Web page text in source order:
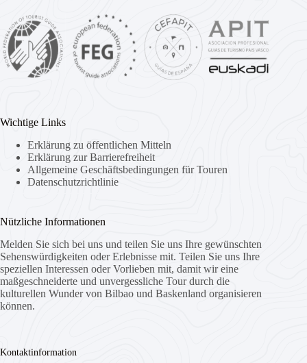
Wichtige Links
Erklärung zu öffentlichen Mitteln
Erklärung zur Barrierefreiheit
Allgemeine Geschäftsbedingungen für Touren
Datenschutzrichtlinie
Nützliche Informationen
Melden Sie sich bei uns und teilen Sie uns Ihre gewünschten
Sehenswürdigkeiten oder Erlebnisse mit. Teilen Sie uns Ihre
speziellen Interessen oder Vorlieben mit, damit wir eine
maßgeschneiderte und unvergessliche Tour durch die
kulturellen Wunder von Bilbao und Baskenland organisieren
können.
Kontaktinformation